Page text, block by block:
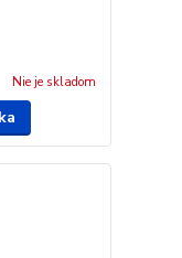
Nie je skladom